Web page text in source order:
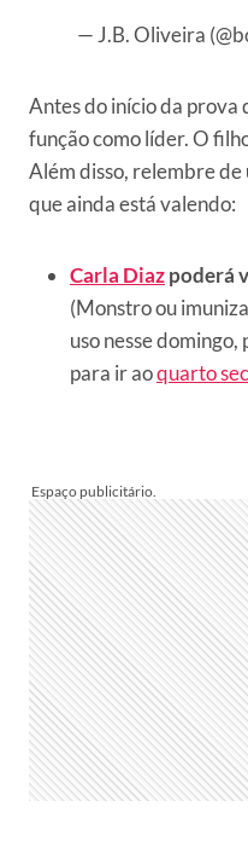
— J.B. Oliveira
Antes do início da prova
função como líder. O
Além disso, relembre de
que ainda está valendo:
Carla Diazpoderá
(Monstro ou
uso nesse
para ir aoquarto